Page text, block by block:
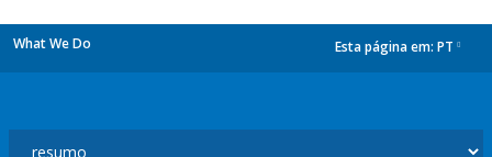
What We Do Esta página em: PT